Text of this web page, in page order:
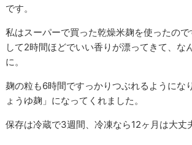
です。
私はスーパーで買った乾燥米麹を使ったの
して2時間ほどでいい香りが漂ってきて、な
に。
麹の粒も6時間ですっかりつぶれるようにな
ょうゆ麹」になってくれました。
保存は冷蔵で3週間、冷凍なら12ヶ月は大丈